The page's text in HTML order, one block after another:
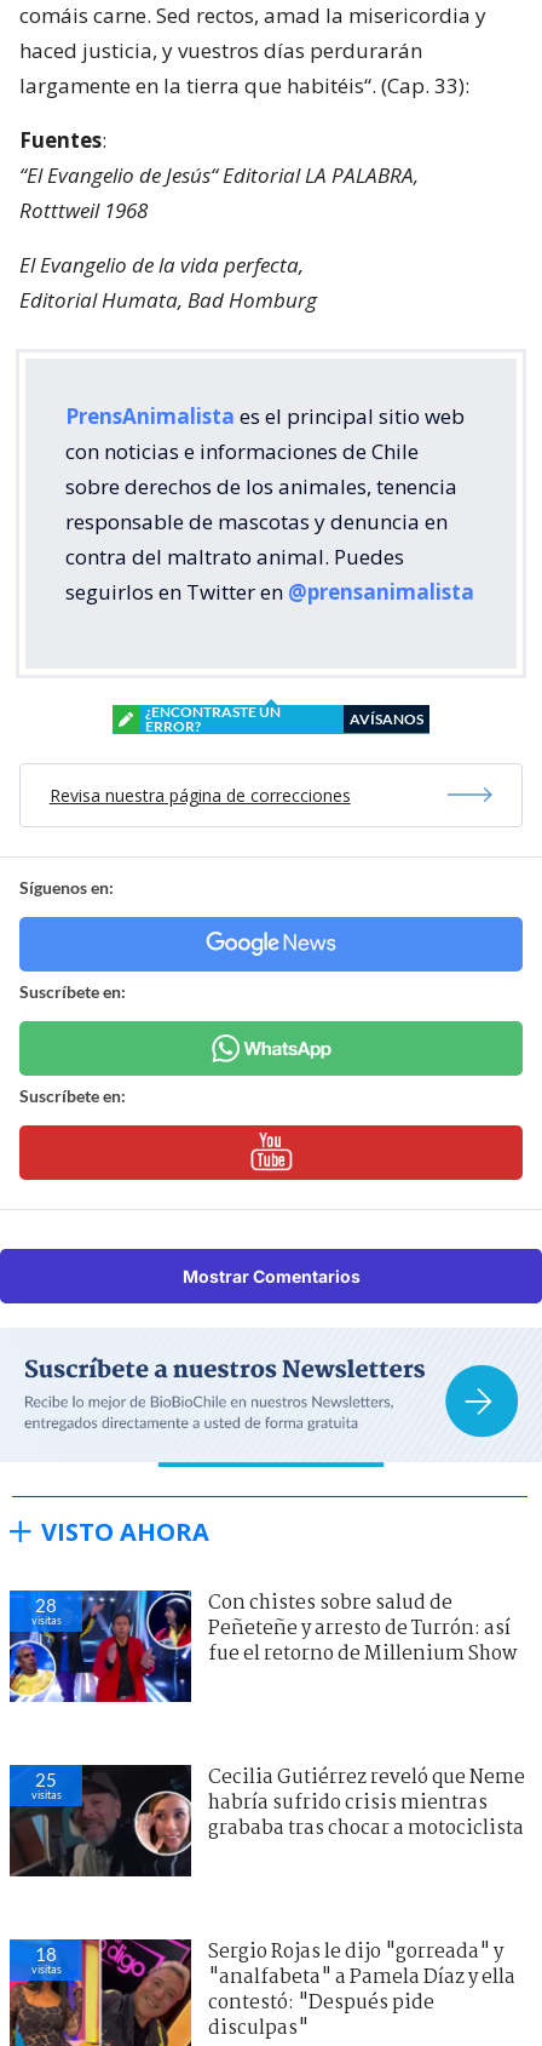
comáis carne. Sed rectos, amad la misericordia y
haced justicia, y vuestros días perdurarán
largamente en la tierra que habitéis“. (Cap. 33):
Fuentes:
“El Evangelio de Jesús“ Editorial LA PALABRA,
Rotttweil 1968
El Evangelio de la vida perfecta,
Editorial Humata, Bad Homburg
PrensAnimalista es el principal sitio web
con noticias e informaciones de Chile
sobre derechos de los animales, tenencia
responsable de mascotas y denuncia en
contra del maltrato animal. Puedes
seguirlos en Twitter en @prensanimalista
¿ENCONTRASTE UN
ERROR?
AVÍSANOS
Revisa nuestra página de correcciones
Síguenos en:
Suscríbete en:
Suscríbete en:
Mostrar Comentarios
VISTO AHORA
28
visitas
Con chistes sobre salud de
Peñeteñe y arresto de Turrón: así
fue el retorno de Millenium Show
25
visitas
Cecilia Gutiérrez reveló que Neme
habría sufrido crisis mientras
grababa tras chocar a motociclista
18
visitas
Sergio Rojas le dijo "gorreada" y
"analfabeta" a Pamela Díaz y ella
contestó: "Después pide
disculpas"